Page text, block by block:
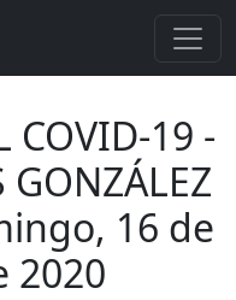
COVID-19 -
GONZÁLEZ
16 de
2020